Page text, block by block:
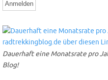
Dauerhaft eine Monatsrate pro
Blog!